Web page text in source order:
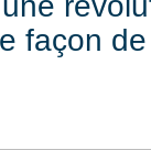
façon